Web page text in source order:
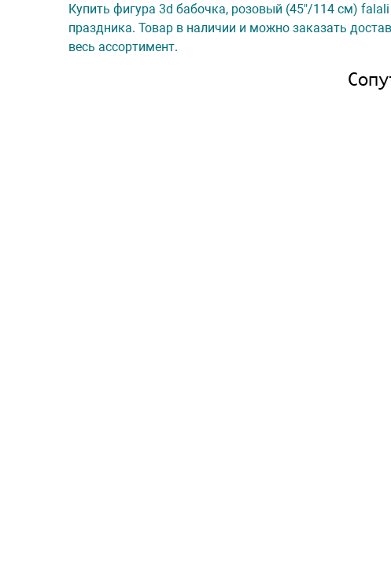
Купить фигура 3d бабочка, розовый (45"/114 см)
праздника. Товар в наличии и можно заказать
весь ассортимент.